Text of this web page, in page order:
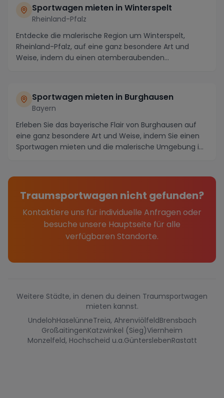
Sportwagen mieten in Winterspelt
Rheinland-Pfalz
Entdecke die malerische Region um Winterspelt,
Rheinland-Pfalz, auf eine ganz besondere Art und
Weise, indem du einen atemberaubenden
Sportwagen mieten in Burghausen
Bayern
Erleben Sie das bayerische Flair von Burghausen auf
eine ganz besondere Art und Weise, indem Sie einen
Sportwagen mieten und die malerische Umgebung i...
Traumsportwagen nicht gefunden?
Kontaktiere uns für individuelle Anfragen oder
besuche unsere Hauptseite für alle
verfügbaren Standorte.
Weitere Städte, in denen du deinen Traumsportwagen
mieten kannst.
UndelohHaselünneTreia, AhrenviölfeldBrensbach
GroßaitingenKatzwinkel (Sieg)Viernheim
Monzelfeld, Hochscheid u.a.GünterslebenRastatt